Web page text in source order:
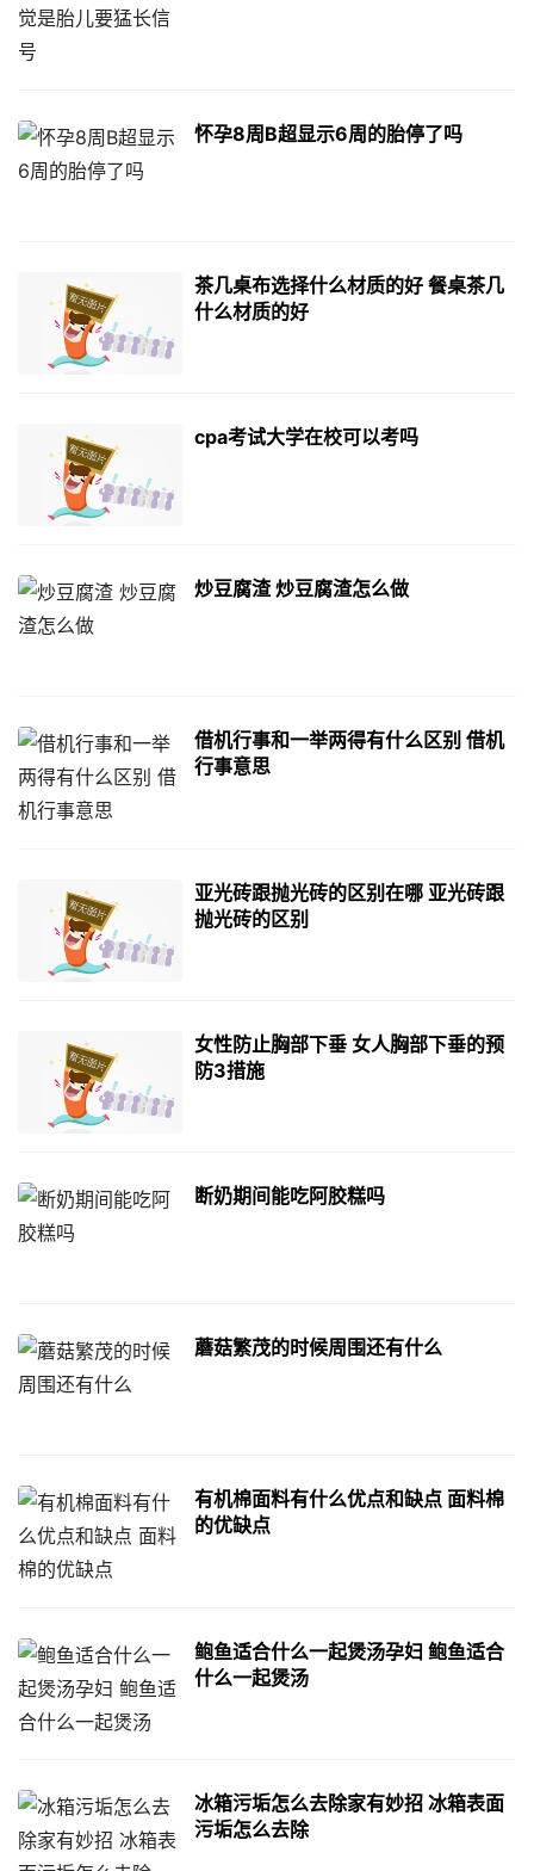
怀孕8周B超显示6周的胎停了吗
茶几桌布选择什么材质的好 餐桌茶几
什么材质的好
cpa考试大学在校可以考吗
炒豆腐渣 炒豆腐渣怎么做
借机行事和一举两得有什么区别 借机
行事意思
亚光砖跟抛光砖的区别在哪 亚光砖跟
抛光砖的区别
女性防止胸部下垂 女人胸部下垂的预
防3措施
断奶期间能吃阿胶糕吗
蘑菇繁茂的时候周围还有什么
有机棉面料有什么优点和缺点 面料棉
的优缺点
鲍鱼适合什么一起煲汤孕妇 鲍鱼适合
什么一起煲汤
冰箱污垢怎么去除家有妙招 冰箱表面
污垢怎么去除